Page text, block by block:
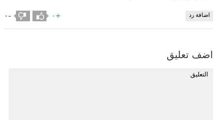
اضافة رد +٠ -٠
اضف تعليق